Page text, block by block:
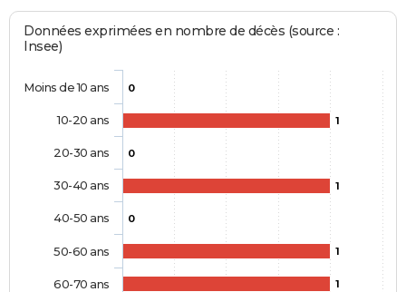
Données exprimées en nombre de décès (source :
Insee)
0
1
0
1
0
1
1
Moins de 10 ans
10-20 ans
20-30 ans
30-40 ans
40-50 ans
50-60 ans
60-70 ans